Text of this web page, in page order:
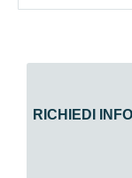
RICHIEDI